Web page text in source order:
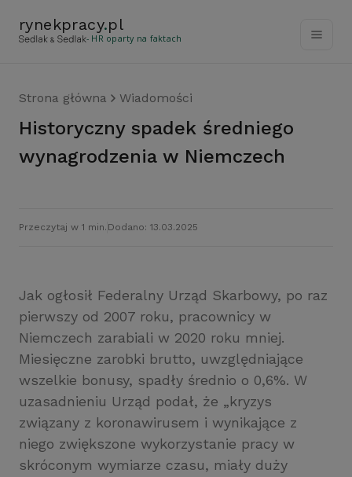
rynekpracy.pl
- HR oparty na faktach
Strona główna Wiadomości
Historyczny spadek średniego
wynagrodzenia w Niemczech
Przeczytaj w 1 min. Dodano: 13.03.2025
Jak ogłosił Federalny Urząd Skarbowy, po raz
pierwszy od 2007 roku, pracownicy w
Niemczech zarabiali w 2020 roku mniej.
Miesięczne zarobki brutto, uwzględniające
wszelkie bonusy, spadły średnio o 0,6%. W
uzasadnieniu Urząd podał, że „kryzys
związany z koronawirusem i wynikające z
niego zwiększone wykorzystanie pracy w
skróconym wymiarze czasu, miały duży